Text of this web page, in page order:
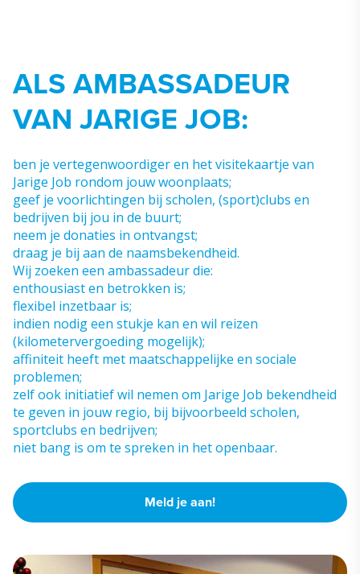
ALS AMBASSADEUR
VAN JARIGE JOB:
ben je vertegenwoordiger en het visitekaartje van
Jarige Job rondom jouw woonplaats;
geef je voorlichtingen bij scholen, (sport)clubs en
bedrijven bij jou in de buurt;
neem je donaties in ontvangst;
draag je bij aan de naamsbekendheid.
Wij zoeken een ambassadeur die:
enthousiast en betrokken is;
flexibel inzetbaar is;
indien nodig een stukje kan en wil reizen
(kilometervergoeding mogelijk);
affiniteit heeft met maatschappelijke en sociale
problemen;
zelf ook initiatief wil nemen om Jarige Job bekendheid
te geven in jouw regio, bij bijvoorbeeld scholen,
sportclubs en bedrijven;
niet bang is om te spreken in het openbaar.
Meld je aan!